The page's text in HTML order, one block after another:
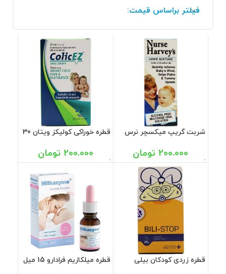
فیلتر براساس قیمت:
شربت گریپ میکسچر نرس
200.000 تومان
قطره خوراکی کولیکز ویتان 30
200.000 تومان
قطره زردی کودکان بیلی
قطره میلکازیم فرادارو 15 میل